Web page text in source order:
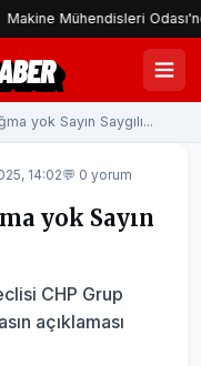
Odası'ndan
yok Sayın Saygılı...
14:02💬 0 yorum
yok Sayın
CHP Grup
açıklaması